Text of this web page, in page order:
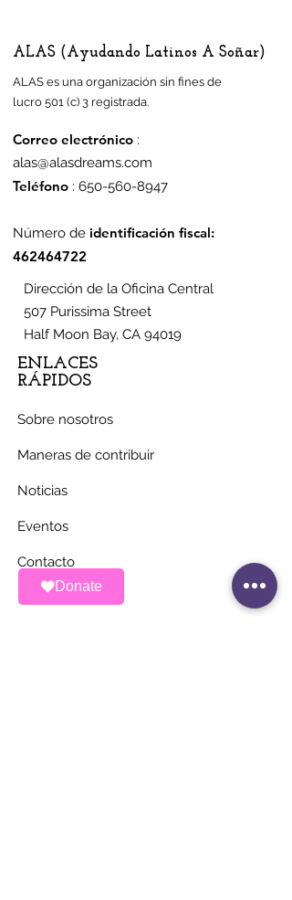
Donate
ALAS (Ayudando Latinos A Soñar)
ALAS es una organización sin fines de
lucro 501 (c) 3 registrada.
Correo electrónico :
alas@alasdreams.com
Teléfono : 650-560-8947
Número de identificación fiscal:
462464722
Dirección de la Oficina Central
507 Purissima Street
Half Moon Bay, CA 94019
ENLACES
RÁPIDOS
Sobre nosotros
Maneras de contribuir
Noticias
Eventos
Contacto